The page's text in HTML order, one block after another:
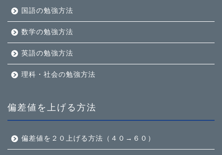
国語の勉強方法
数学の勉強方法
英語の勉強方法
理科・社会の勉強方法
偏差値を上げる方法
偏差値を２０上げる方法（４０→６０）